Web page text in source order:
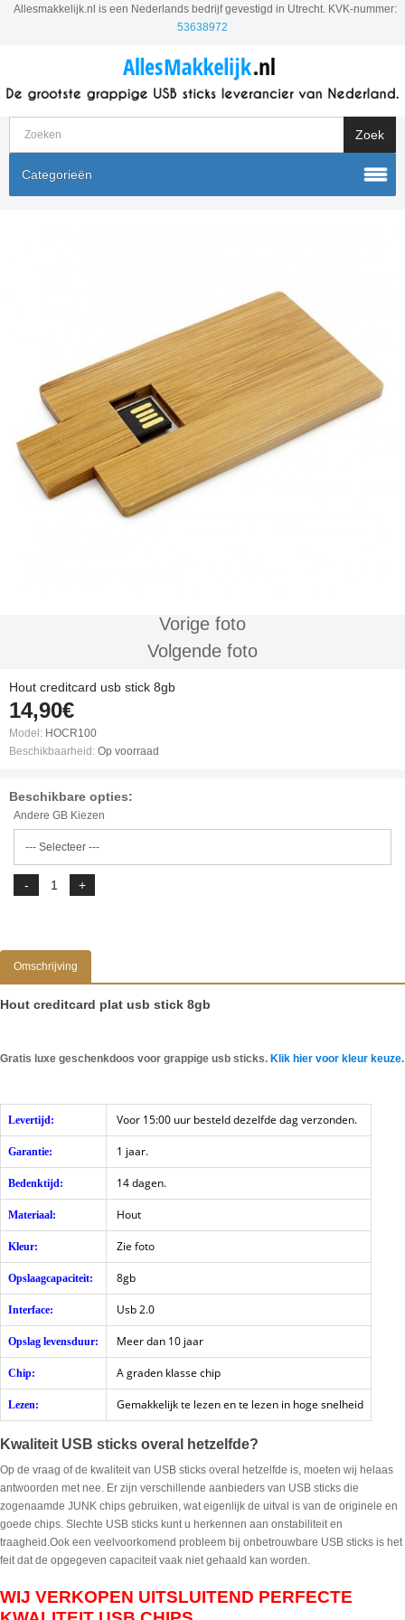
Allesmakkelijk.nl is een Nederlands bedrijf gevestigd in Utrecht. KVK-nummer:
53638972
Categorieën
Vorige foto
Volgende foto
Hout creditcard usb stick 8gb
14,90€
Model: HOCR100
Beschikbaarheid: Op voorraad
Beschikbare opties:
Andere GB Kiezen
Omschrijving
Hout creditcard plat usb stick 8gb
Gratis luxe geschenkdoos voor grappige usb sticks. Klik hier voor kleur keuze.
Levertijd: Voor 15:00 uur besteld dezelfde dag verzonden.
Garantie: 1 jaar.
Bedenktijd: 14 dagen.
Materiaal: Hout
Kleur: Zie foto
Opslaagcapaciteit: 8gb
Interface: Usb 2.0
Opslag levensduur: Meer dan 10 jaar
Chip: A graden klasse chip
Lezen: Gemakkelijk te lezen en te lezen in hoge snelheid
Kwaliteit USB sticks overal hetzelfde?
Op de vraag of de kwaliteit van USB sticks overal hetzelfde is, moeten wij helaas
antwoorden met nee. Er zijn verschillende aanbieders van USB sticks die
zogenaamde JUNK chips gebruiken, wat eigenlijk de uitval is van de originele en
goede chips. Slechte USB sticks kunt u herkennen aan onstabiliteit en
traagheid.Ook een veelvoorkomend probleem bij onbetrouwbare USB sticks is het
feit dat de opgegeven capaciteit vaak niet gehaald kan worden.
WIJ VERKOPEN UITSLUITEND PERFECTE